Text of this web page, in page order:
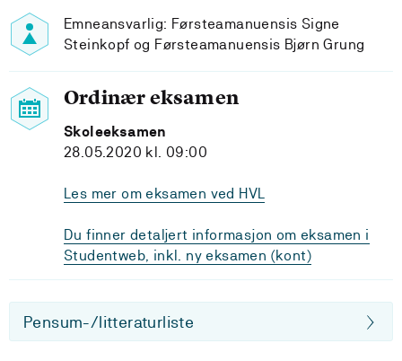
Emneansvarlig: Førsteamanuensis Signe
Steinkopf og Førsteamanuensis Bjørn Grung
Ordinær eksamen
Skoleeksamen
28.05.2020 kl. 09:00
Les mer om eksamen ved HVL
Du finner detaljert informasjon om eksamen i
Studentweb, inkl. ny eksamen (kont)
Pensum-/litteraturliste